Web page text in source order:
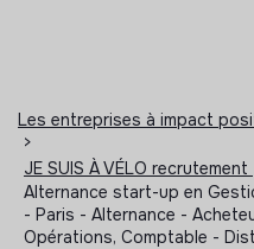
Les entreprises à impact
>
JE SUIS À VÉLO recrutement
Alternance start-up en
- Paris - Alternance -
Opérations, Comptable -